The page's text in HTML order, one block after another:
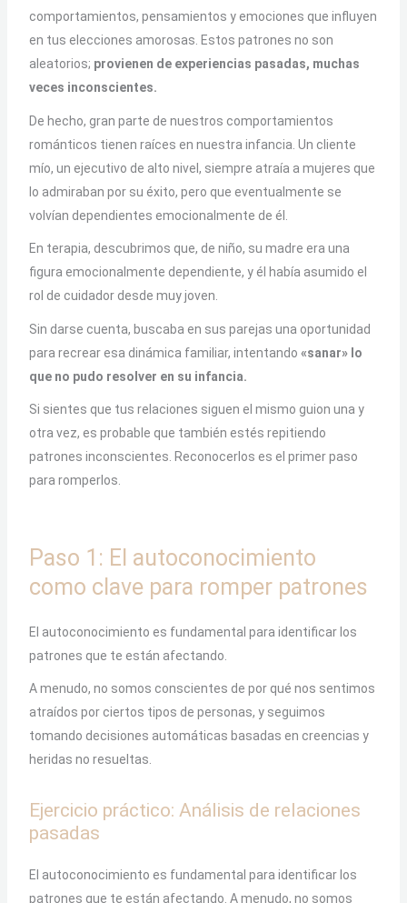
comportamientos, pensamientos y emociones que influyen
en tus elecciones amorosas. Estos patrones no son
aleatorios; provienen de experiencias pasadas, muchas
veces inconscientes.
De hecho, gran parte de nuestros comportamientos
románticos tienen raíces en nuestra infancia. Un cliente
mío, un ejecutivo de alto nivel, siempre atraía a mujeres que
lo admiraban por su éxito, pero que eventualmente se
volvían dependientes emocionalmente de él.
En terapia, descubrimos que, de niño, su madre era una
figura emocionalmente dependiente, y él había asumido el
rol de cuidador desde muy joven.
Sin darse cuenta, buscaba en sus parejas una oportunidad
para recrear esa dinámica familiar, intentando «sanar» lo
que no pudo resolver en su infancia.
Si sientes que tus relaciones siguen el mismo guion una y
otra vez, es probable que también estés repitiendo
patrones inconscientes. Reconocerlos es el primer paso
para romperlos.
Paso 1: El autoconocimiento
como clave para romper patrones
El autoconocimiento es fundamental para identificar los
patrones que te están afectando.
A menudo, no somos conscientes de por qué nos sentimos
atraídos por ciertos tipos de personas, y seguimos
tomando decisiones automáticas basadas en creencias y
heridas no resueltas.
Ejercicio práctico: Análisis de relaciones
pasadas
El autoconocimiento es fundamental para identificar los
patrones que te están afectando. A menudo, no somos